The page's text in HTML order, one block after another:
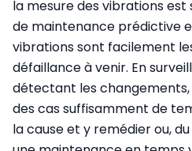
la mesure des vibrations
de maintenance prédictive
vibrations sont facilement
défaillance à venir. En
détectant les
des cas suffisamment de
la cause et y remédier ou,